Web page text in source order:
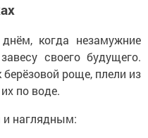
когда незамужние
своего будущего.
роще, плели из
по воде.
наглядным: